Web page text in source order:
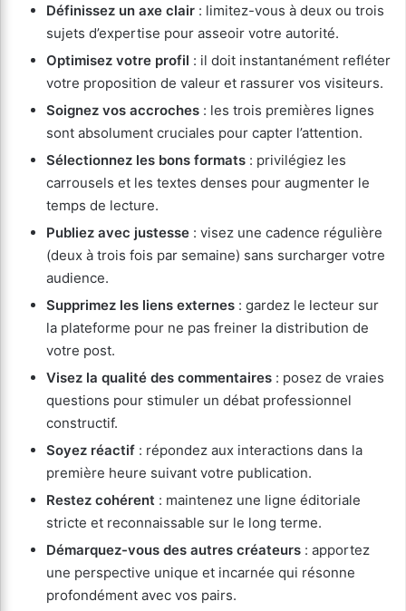
Définissez un axe clair : limitez-vous à deux ou trois
sujets d’expertise pour asseoir votre autorité.
Optimisez votre profil : il doit instantanément refléter
votre proposition de valeur et rassurer vos visiteurs.
Soignez vos accroches : les trois premières lignes
sont absolument cruciales pour capter l’attention.
Sélectionnez les bons formats : privilégiez les
carrousels et les textes denses pour augmenter le
temps de lecture.
Publiez avec justesse : visez une cadence régulière
(deux à trois fois par semaine) sans surcharger votre
audience.
Supprimez les liens externes : gardez le lecteur sur
la plateforme pour ne pas freiner la distribution de
votre post.
Visez la qualité des commentaires : posez de vraies
questions pour stimuler un débat professionnel
constructif.
Soyez réactif : répondez aux interactions dans la
première heure suivant votre publication.
Restez cohérent : maintenez une ligne éditoriale
stricte et reconnaissable sur le long terme.
Démarquez-vous des autres créateurs : apportez
une perspective unique et incarnée qui résonne
profondément avec vos pairs.